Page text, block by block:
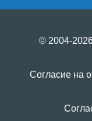
© 2004-
Согласие на